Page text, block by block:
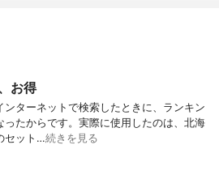
お得
ンターネットで検索したときに、ランキン
ったからです。実際に使用したのは、北海
セット…続きを見る